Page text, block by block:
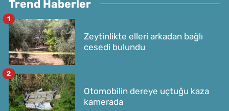
Trend Haberler
Zeytinlikte elleri arkadan bağlı
cesedi bulundu
1
Otomobilin dereye uçtuğu kaza
kamerada
2